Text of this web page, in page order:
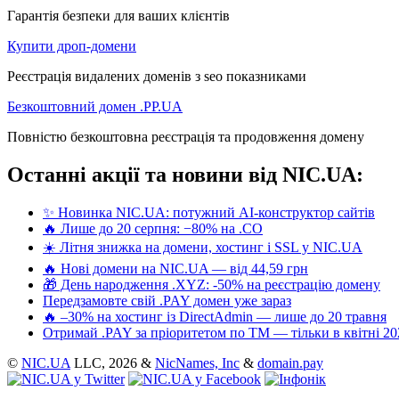
Гарантія безпеки для ваших клієнтів
Купити дроп-домени
Реєстрація видалених доменів з seo показниками
Безкоштовний домен .PP.UA
Повністю безкоштовна реєстрація та продовження домену
Останні акції та новини від NIC.UA:
✨ Новинка NIC.UA: потужний AI-конструктор сайтів
🔥 Лише до 20 серпня: −80% на .CO
☀️ Літня знижка на домени, хостинг і SSL у NIC.UA
🔥 Нові домени на NIC.UA — від 44,59 грн
🎁 День народження .XYZ: -50% на реєстрацію домену
Передзамовте свій .PAY домен уже зараз
🔥 –30% на хостинг із DirectAdmin — лише до 20 травня
Отримай .PAY за пріоритетом по ТМ — тільки в квітні
© NIC.UA LLC, 2026 & NicNames, Inc & domain.pay